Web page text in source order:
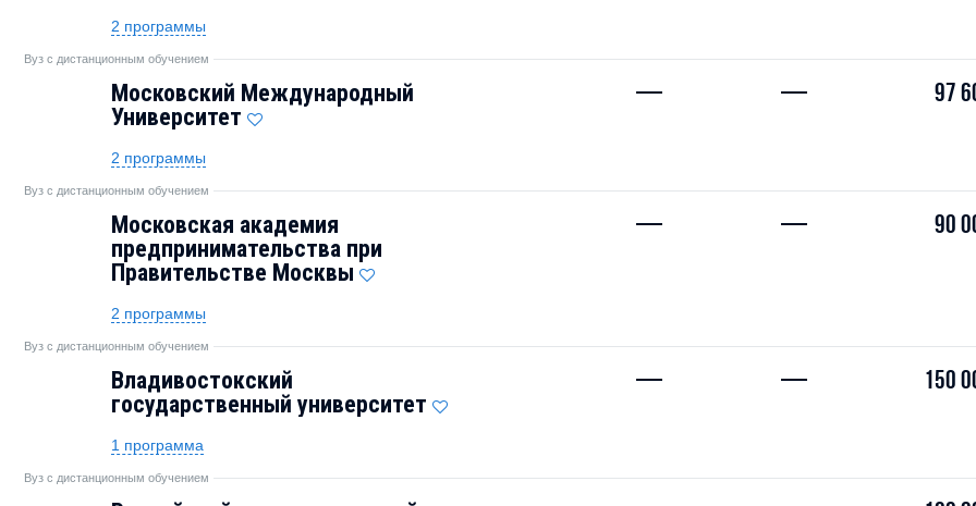
2 программы
Вуз с дистанционным обучением
Московский Международный
Университет
— — 97
2 программы
Вуз с дистанционным обучением
Московская академия
предпринимательства при
Правительстве Москвы
— — 90
2 программы
Вуз с дистанционным обучением
Владивостокский
государственный университет
— — 150
1 программа
Вуз с дистанционным обучением